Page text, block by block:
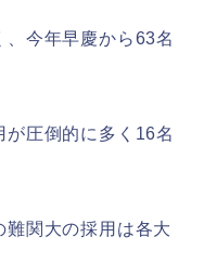
今年早慶から63名
が圧倒的に多く16名
関大の採用は各大